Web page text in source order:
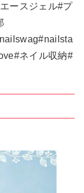
ースジェル#プ
ネイル収納#